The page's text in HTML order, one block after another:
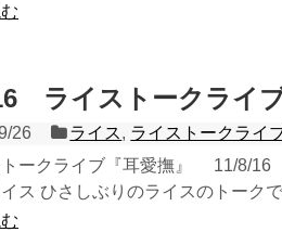
ライストークライ
26 ライス, ライストークライ
ークライブ『耳愛撫』 11/8/
ス ひさしぶりのライスのトーク